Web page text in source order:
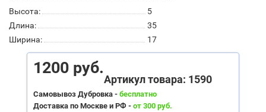
Высота:
5
Длина:
35
Ширина:
17
1200 руб.
Артикул товара: 1590
Самовывоз Дубровка - бесплатно
Доставка по Москве и РФ - от 300 руб.